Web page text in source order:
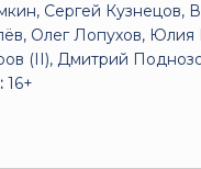
Сергей Кузнецов,
Олег Лопухов,
(II), Дмитрий
16+